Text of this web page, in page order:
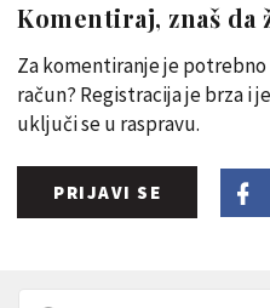
Komentiraj, znaš da
Za komentiranje je
račun? Registracija je brza i
uključi se u raspravu.
PRIJAVI SE